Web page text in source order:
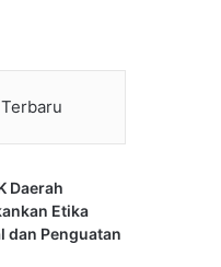
Terbaru
Daerah
Etika
dan Penguatan